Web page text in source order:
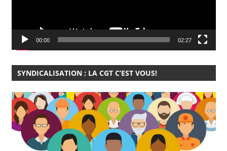
00:00 02:27
SYNDICALISATION : LA CGT C’EST VOUS!